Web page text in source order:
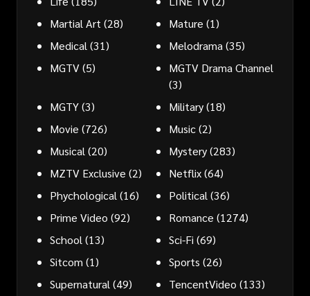
Martial Art (28) Mature (1)
Medical (31) Melodrama (35)
MGTV(5)
MGTV Drama Channel
(3)
MGTY(3) Military(18)
Movie (726) Music(2)
Musical (20) Mystery(283)
MZTV Exclusive (2) Netflix(64)
Phychological (16) Political (36)
Prime Video (92) Romance (1274)
School (13) Sci-Fi (69)
Sitcom (1) Sports (26)
Supernatural (49) TencentVideo (133)